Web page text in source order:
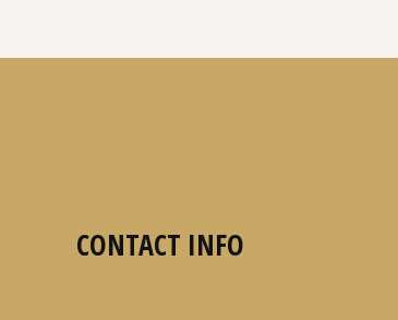
CONTACT INFO